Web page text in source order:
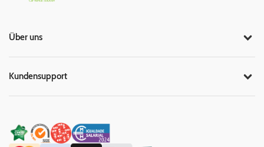
Über uns
Kundensupport